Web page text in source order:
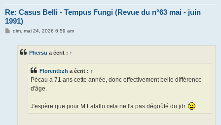
Re: Casus Belli - Tempus Fungi (Revue du n°63 mai - juin
1991)
Mdim. mai 24, 2026 6:59 am
Phersu a écrit : ↑
Florentbzh a écrit : ↑
Pécau a 71 ans cette année, donc effectivement belle différence
d'âge.
J'espère que pour M.Latallo cela ne l'a pas dégoûté du jdr.